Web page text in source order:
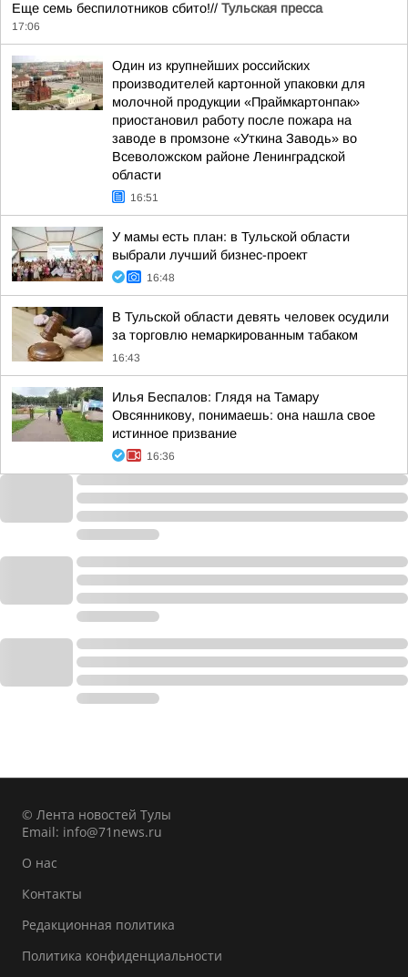
Еще семь беспилотников сбито!// Тульская пресса
17:06
Один из крупнейших российских
производителей картонной упаковки для
молочной продукции «Праймкартонпак»
приостановил работу после пожара на
заводе в промзоне «Уткина Заводь» во
Всеволожском районе Ленинградской
области
16:51
У мамы есть план: в Тульской области
выбрали лучший бизнес-проект
16:48
В Тульской области девять человек осудили
за торговлю немаркированным табаком
16:43
Илья Беспалов: Глядя на Тамару
Овсянникову, понимаешь: она нашла свое
истинное призвание
16:36
© Лента новостей Тулы
Email: info@71news.ru
О нас
Контакты
Редакционная политика
Политика конфиденциальности